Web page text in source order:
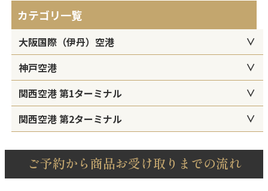
カテゴリ一覧
大阪国際（伊丹）空港
神戸空港
関西空港 第1ターミナル
関西空港 第2ターミナル
ご予約から商品お受け取りまでの流れ